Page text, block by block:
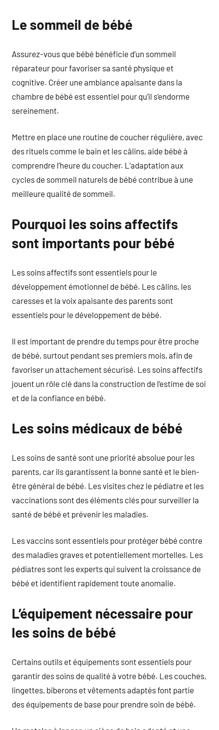
Le sommeil de bébé
Assurez-vous que bébé bénéficie d’un sommeil
réparateur pour favoriser sa santé physique et
cognitive. Créer une ambiance apaisante dans la
chambre de bébé est essentiel pour qu’il s’endorme
sereinement.
Mettre en place une routine de coucher régulière, avec
des rituels comme le bain et les câlins, aide bébé à
comprendre l’heure du coucher. L’adaptation aux
cycles de sommeil naturels de bébé contribue à une
meilleure qualité de sommeil.
Pourquoi les soins affectifs
sont importants pour bébé
Les soins affectifs sont essentiels pour le
développement émotionnel de bébé. Les câlins, les
caresses et la voix apaisante des parents sont
essentiels pour le développement de bébé.
Il est important de prendre du temps pour être proche
de bébé, surtout pendant ses premiers mois, afin de
favoriser un attachement sécurisé. Les soins affectifs
jouent un rôle clé dans la construction de l’estime de soi
et de la confiance en bébé.
Les soins médicaux de bébé
Les soins de santé sont une priorité absolue pour les
parents, car ils garantissent la bonne santé et le bien-
être général de bébé. Les visites chez le pédiatre et les
vaccinations sont des éléments clés pour surveiller la
santé de bébé et prévenir les maladies.
Les vaccins sont essentiels pour protéger bébé contre
des maladies graves et potentiellement mortelles. Les
pédiatres sont les experts qui suivent la croissance de
bébé et identifient rapidement toute anomalie.
L’équipement nécessaire pour
les soins de bébé
Certains outils et équipements sont essentiels pour
garantir des soins de qualité à votre bébé. Les couches,
lingettes, biberons et vêtements adaptés font partie
des équipements de base pour prendre soin de bébé.